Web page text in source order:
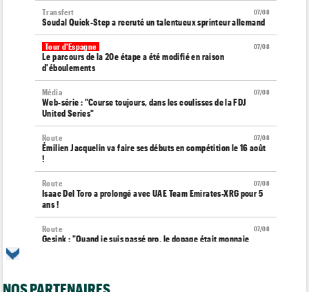
07/08
Transfert
Soudal Quick-Step a recruté un talentueux sprinteur allemand
07/08
Tour d'Espagne
Le parcours de la 20e étape a été modifié en raison
d'éboulements
07/08
Média
Web-série : "Course toujours, dans les coulisses de la FDJ
United Series"
07/08
Route
Émilien Jacquelin va faire ses débuts en compétition le 16 août
!
07/08
Route
Isaac Del Toro a prolongé avec UAE Team Emirates-XRG pour 5
ans !
07/08
Route
Gesink : "Quand je suis passé pro, le dopage était monnaie
Le Mercato vélo est ouvert... toutes les dernières infos et